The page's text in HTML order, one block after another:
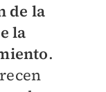
de la
la
.